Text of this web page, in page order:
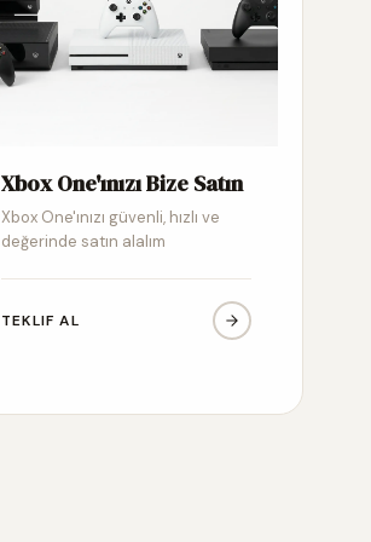
Xbox One'ınızı Bize Satın
Xbox One'ınızı güvenli, hızlı ve
değerinde satın alalım
TEKLIF AL